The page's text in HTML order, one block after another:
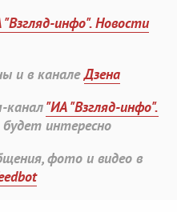
"Взгляд-инфо". Новости
и в каналеДзена
канал"ИА "Взгляд-инфо".
интересно
фото и видео в